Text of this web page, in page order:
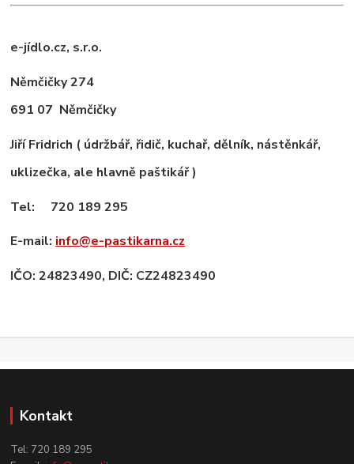
e-jídlo.cz, s.r.o.
Němčičky 274
691 07 Němčičky
Jiří Fridrich ( údržbář, řidič, kuchař, dělník, nástěnkář,
uklizečka, ale hlavně paštikář )
Tel: 720 189 295
E-mail: info@e-pastikarna.cz
IČO: 24823490, DIČ: CZ24823490
Kontakt
Tel: 720 189 295